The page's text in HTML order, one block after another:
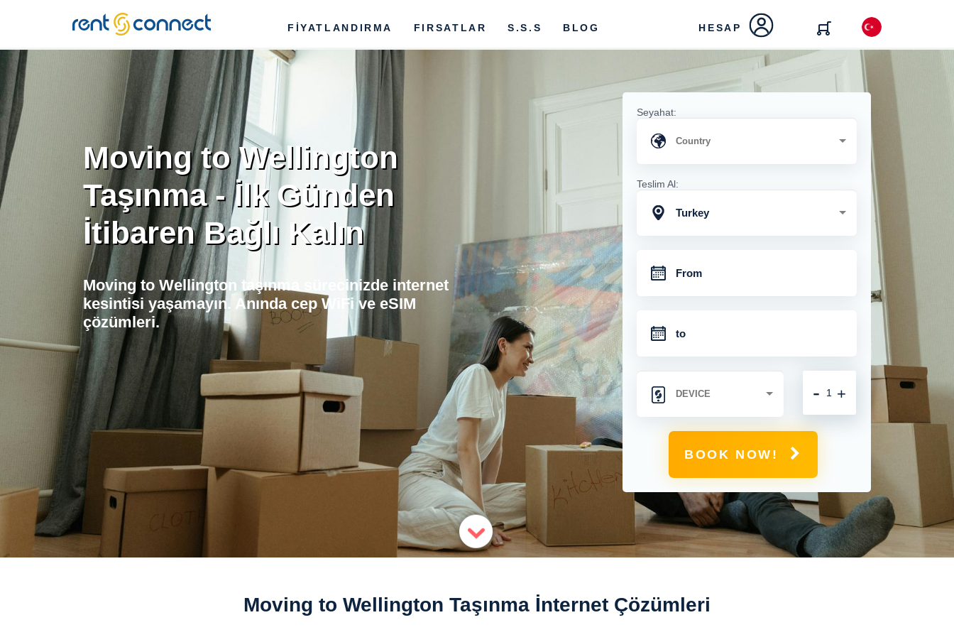
RENT'N
CONNECT
FİYATLANDIRMA FIRSATLAR S.S.S BLOG HESAP
Moving to Wellington
Taşınma - İlk Günden
İtibaren Bağlı Kalın
Moving to Wellington taşınma sürecinizde internet
kesintisi yaşamayın. Anında cep WiFi ve eSIM
çözümleri.
Seyahat:
Teslim Al:
Turkey
+
-
BOOK NOW!
Moving to Wellington Taşınma İnternet Çözümleri